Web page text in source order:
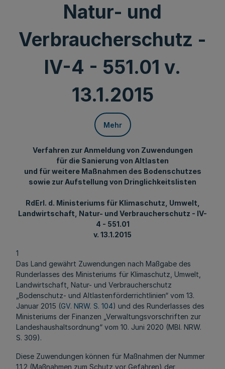
Natur- und
Verbraucherschutz -
IV-4 - 551.01 v.
13.1.2015
Mehr
Verfahren zur Anmeldung von Zuwendungen
für die Sanierung von Altlasten
und für weitere Maßnahmen des Bodenschutzes
sowie zur Aufstellung von Dringlichkeitslisten
RdErl. d. Ministeriums für Klimaschutz, Umwelt,
Landwirtschaft, Natur- und Verbraucherschutz - IV-
4 - 551.01
v. 13.1.2015
1
Das Land gewährt Zuwendungen nach Maßgabe des
Runderlasses des Ministeriums für Klimaschutz, Umwelt,
Landwirtschaft, Natur- und Verbraucherschutz
„Bodenschutz- und Altlastenförderrichtlinien“ vom 13.
Januar 2015 (GV. NRW. S. 104) und des Runderlasses des
Ministeriums der Finanzen „Verwaltungsvorschriften zur
Landeshaushaltsordnung“ vom 10. Juni 2020 (MBl. NRW.
S. 309).
Diese Zuwendungen können für Maßnahmen der Nummer
1.1.2 (Maßnahmen zum Schutz vor Gefahren) der